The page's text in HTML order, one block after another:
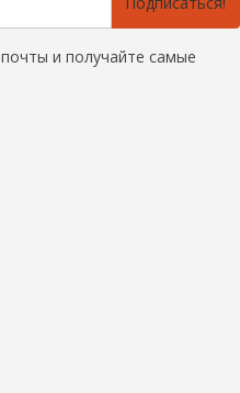
и получайте самые